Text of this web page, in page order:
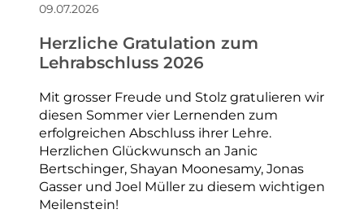
09.07.2026
Herzliche Gratulation zum
Lehrabschluss 2026
Mit grosser Freude und Stolz gratulieren wir
diesen Sommer vier Lernenden zum
erfolgreichen Abschluss ihrer Lehre.
Herzlichen Glückwunsch an Janic
Bertschinger, Shayan Moonesamy, Jonas
Gasser und Joel Müller zu diesem wichtigen
Meilenstein!